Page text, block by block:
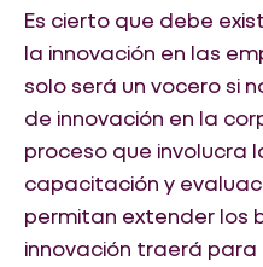
Es cierto que debe
la innovación en las
solo será un vocero si
de innovación en la
proceso que involucra
capacitación y
permitan extender los
innovación traerá